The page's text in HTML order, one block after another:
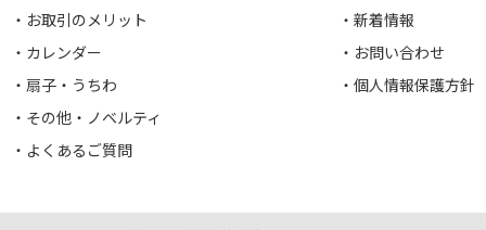
・お取引のメリット
・カレンダー
・扇子・うちわ
・その他・ノベルティ
・よくあるご質問
・新着情報
・お問い合わせ
・個人情報保護方針